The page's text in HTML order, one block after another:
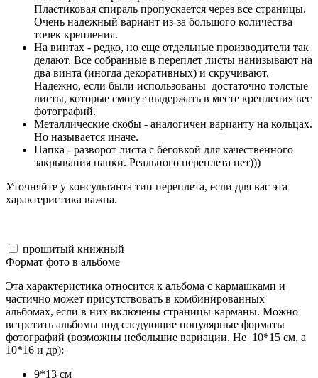
Пластиковая спираль пропускается через все страницы.
Очень надежный вариант из-за большого количества
точек крепления.
На винтах - редко, но еще отдельные производители так
делают. Все собранные в переплет листы нанизывают на
два винта (иногда декоративных) и скручивают.
Надежно, если были использованы достаточно толстые
листы, которые смогут выдержать в месте крепления вес
фотографий.
Металлические скобы - аналогичен варианту на кольцах.
Но называется иначе.
Папка - разворот листа с беговкой для качественного
закрывания папки. Реального переплета нет)))
Уточняйте у консультанта тип переплета, если для вас эта
характеристика важна.
прошитый книжный
Формат фото в альбоме
Эта характеристика относится к альбома с кармашками и
частично может присутствовать в комбинированных
альбомах, если в них включены страницы-карманы. Можно
встретить альбомы под следующие популярные форматы
фотографий (возможны небольшие вариации. Не 10*15 см, а
10*16 и др):
9*13 см